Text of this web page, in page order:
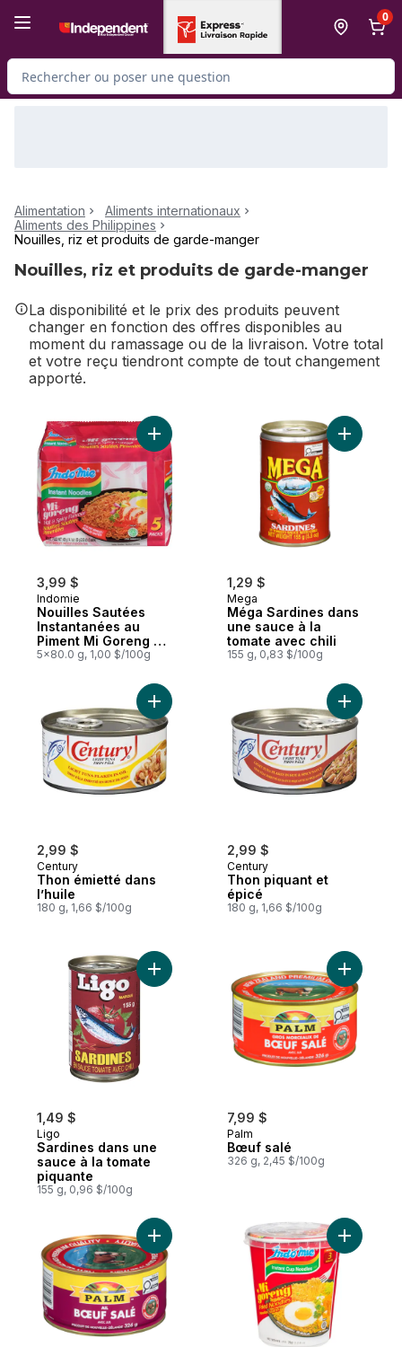
0
Rechercher des produits
Alimentation
Aliments internationaux
Aliments des Philippines
Nouilles, riz et produits de garde-manger
Nouilles, riz et produits de garde-manger
La disponibilité et le prix des produits peuvent
changer en fonction des offres disponibles au
moment du ramassage ou de la livraison. Votre total
et votre reçu tiendront compte de tout changement
apporté.
3,99 $
Indomie
Nouilles Sautées
Instantanées au
Piment Mi Goreng 5
Packs x 80 g
5x80.0 g, 1,00 $/100g
1,29 $
Mega
Méga Sardines dans
une sauce à la
tomate avec chili
155 g, 0,83 $/100g
Ajouter
2,99 $
Century
Thon émietté dans
l’huile
180 g, 1,66 $/100g
Ajouter Thon émietté dans l’huile au
2,99 $
Century
Thon piquant et
épicé
180 g, 1,66 $/100g
Ajouter
1,49 $
Ligo
Sardines dans une
sauce à la tomate
piquante
155 g, 0,96 $/100g
Ajouter Sardines dans une sauce à la
7,99 $
Palm
Bœuf salé
326 g, 2,45 $/100g
Ajouter
Ajouter Palm Boeuf Sale A L'Ail au panier
Ajouter